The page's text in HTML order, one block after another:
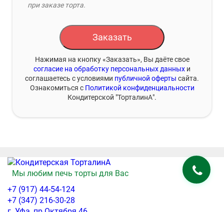
при заказе торта.
Заказать
Нажимая на кнопку «Заказать», Вы даёте свое
согласие на обработку персональных данных и
соглашаетесь с условиями публичной оферты сайта.
Ознакомиться с Политикой конфиденциальности
Кондитерской "ТорталинА".
Мы любим печь торты для Вас
+7 (917) 44-54-124
+7 (347) 216-30-28